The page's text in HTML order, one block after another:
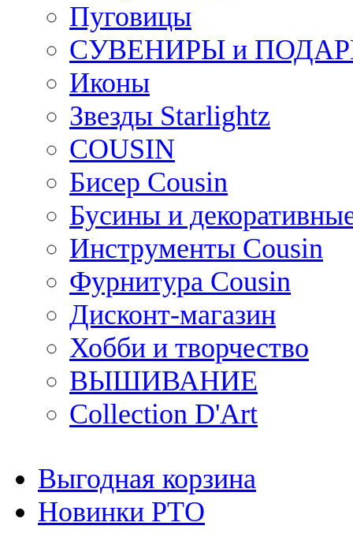
Пуговицы
СУВЕНИРЫ и
Иконы
Звезды Starlightz
COUSIN
Бисер Cousin
Бусины и
Инструменты Cousin
Фурнитура Cousin
Дисконт-магазин
Хобби и творчество
ВЫШИВАНИЕ
Collection D'Art
Выгодная корзина
Новинки РТО